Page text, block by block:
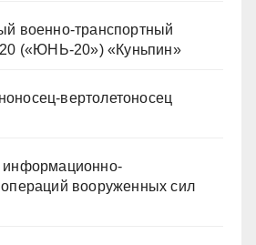
военно-транспортный
(«ЮНЬ-20») «Куньпин»
вертолетоносец
информационно-
операций вооруженных сил